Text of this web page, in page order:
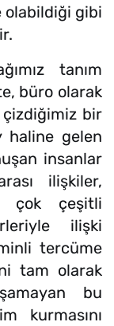
olabildiği gibi
tanım
büro olarak
çizdiğimiz bir
haline gelen
insanlar
ilişkiler,
çok çeşitli
ilişki
tercüme
tam olarak
bu
kurmasını